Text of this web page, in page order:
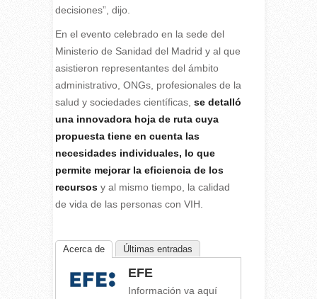
decisiones”, dijo.
En el evento celebrado en la sede del
Ministerio de Sanidad del Madrid y al que
asistieron representantes del ámbito
administrativo, ONGs, profesionales de la
salud y sociedades científicas, se detalló
una innovadora hoja de ruta cuya
propuesta tiene en cuenta las
necesidades individuales, lo que
permite mejorar la eficiencia de los
recursos y al mismo tiempo, la calidad
de vida de las personas con VIH.
Acerca de Últimas entradas
EFE
Información va aquí